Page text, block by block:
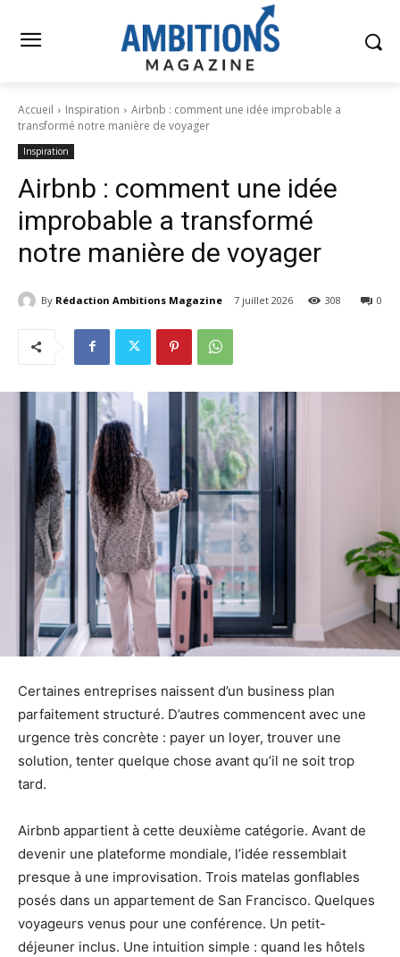
Accueil Inspiration
Airbnb : comment une idée improbable a
transformé notre manière de voyager
Inspiration
Airbnb : comment une idée
improbable a transformé
notre manière de voyager
By Rédaction Ambitions Magazine 7 juillet 2026 0
308
Certaines entreprises naissent d’un business plan
parfaitement structuré. D’autres commencent avec une
urgence très concrète : payer un loyer, trouver une
solution, tenter quelque chose avant qu’il ne soit trop
tard.
Airbnb appartient à cette deuxième catégorie. Avant de
devenir une plateforme mondiale, l’idée ressemblait
presque à une improvisation. Trois matelas gonflables
posés dans un appartement de San Francisco. Quelques
voyageurs venus pour une conférence. Un petit-
déjeuner inclus. Une intuition simple : quand les hôtels